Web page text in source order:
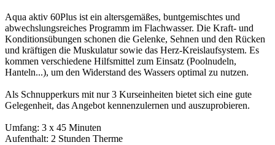
Aqua aktiv 60Plus ist ein altersgemäßes, buntgemischtes und
abwechslungsreiches Programm im Flachwasser. Die Kraft- und
Konditionsübungen schonen die Gelenke, Sehnen und den Rücken
und kräftigen die Muskulatur sowie das Herz-Kreislaufsystem. Es
kommen verschiedene Hilfsmittel zum Einsatz (Poolnudeln,
Hanteln...), um den Widerstand des Wassers optimal zu nutzen.
Als Schnupperkurs mit nur 3 Kurseinheiten bietet sich eine gute
Gelegenheit, das Angebot kennenzulernen und auszuprobieren.
Umfang: 3 x 45 Minuten
Aufenthalt: 2 Stunden Therme